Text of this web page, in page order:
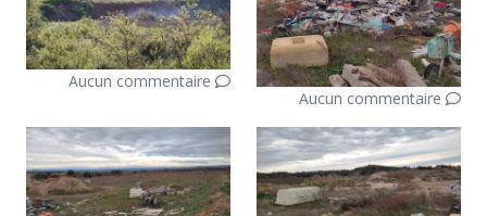
Aucun commentaire
Aucun commentaire